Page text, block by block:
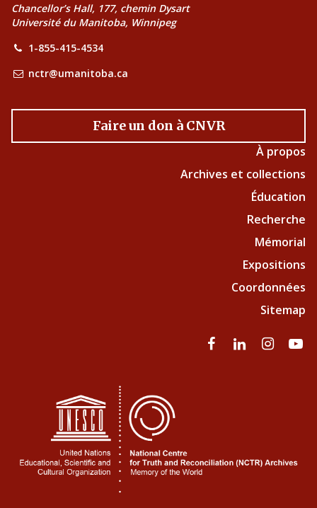
Chancellor’s Hall, 177, chemin Dysart
Université du Manitoba, Winnipeg
1-855-415-4534
nctr@umanitoba.ca
Faire un don à CNVR
À propos
Archives et collections
Éducation
Recherche
Mémorial
Expositions
Coordonnées
Sitemap